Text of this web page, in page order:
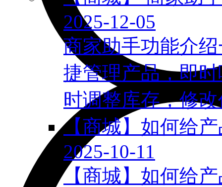
2025-12-05
商家助手功能介
捷管理产品，即
时调整库存，修
【商城】如何给
2025-10-11
【商城】如何给